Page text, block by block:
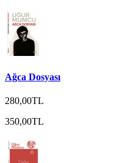
Ağca Dosyası
280,00TL
350,00TL